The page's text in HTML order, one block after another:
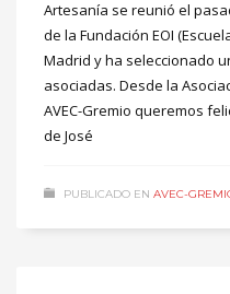
Artesanía se reunió el
de la Fundación EOI
Madrid y ha seleccionado
asociadas. Desde la
AVEC-Gremio queremos
de José
PUBLICADO EN AVEC-